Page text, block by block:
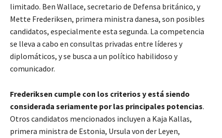
limitado. Ben Wallace, secretario de Defensa británico, y
Mette Frederiksen, primera ministra danesa, son posibles
candidatos, especialmente esta segunda. La competencia
se lleva a cabo en consultas privadas entre líderes y
diplomáticos, y se busca a un político habilidoso y
comunicador.
Frederiksen cumple con los criterios y está siendo
considerada seriamente por las principales potencias.
Otros candidatos mencionados incluyen a Kaja Kallas,
primera ministra de Estonia, Ursula von der Leyen,